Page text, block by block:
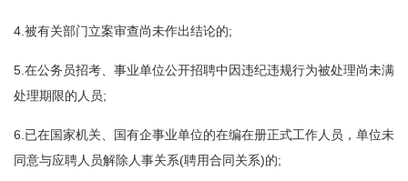
4.被有关部门立案审查尚未作出结论的;
5.在公务员招考、事业单位公开招聘中因违纪违规行为被处理尚未满
处理期限的人员;
6.已在国家机关、国有企事业单位的在编在册正式工作人员，单位未
同意与应聘人员解除人事关系(聘用合同关系)的;